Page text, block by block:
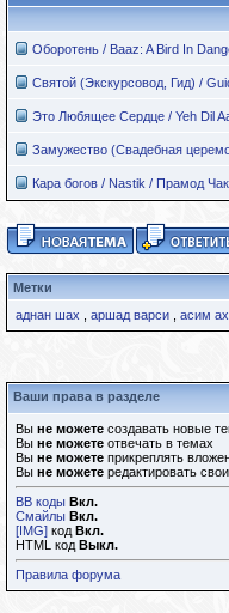
Оборотень / Baaz: A Bird In
Святой (Экскурсовод, Гид) /
Это Любящее Сердце / Yeh Dil
Замужество (Свадебная
Кара богов / Nastik / Прамод
Метки
аднан шах
аршад варси асим
Ваши права в разделе
Вы не можете создавать новые
Вы не можете отвечать в темах
Вы не можете прикреплять
Вы не можете редактировать
BB коды Вкл.
Смайлы Вкл.
[IMG] код Вкл.
HTML код Выкл.
Правила форума